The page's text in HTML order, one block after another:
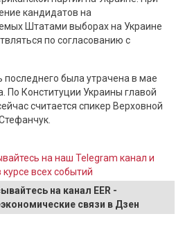
кандидатов на
Штатами выборах на Украине
по согласованию с
последнего была утрачена в мае
По Конституции Украины главой
считается спикер Верховной
на наш Telegram канал и
курсе всех событий
на канал EER -
связи в Дзен